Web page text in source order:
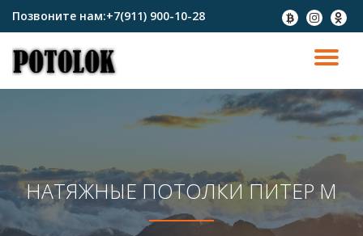
содержимому
Позвоните нам:+7(911) 900-10-28
fa-
btc
fa-
instagram
fa-
НАТЯЖНЫЕ ПОТОЛКИ ПИТЕР М